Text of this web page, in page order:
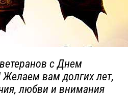
с Днем
вам долгих лет,
любви и внимания